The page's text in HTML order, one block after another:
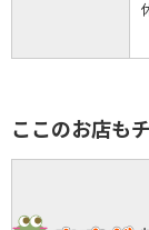
ここのお店も